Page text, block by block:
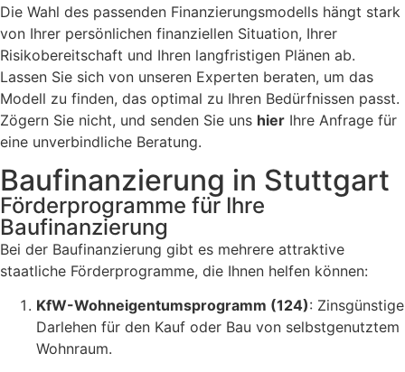
Die Wahl des passenden Finanzierungsmodells hängt stark
von Ihrer persönlichen finanziellen Situation, Ihrer
Risikobereitschaft und Ihren langfristigen Plänen ab.
Lassen Sie sich von unseren Experten beraten, um das
Modell zu finden, das optimal zu Ihren Bedürfnissen passt.
Zögern Sie nicht, und senden Sie uns hier Ihre Anfrage für
eine unverbindliche Beratung.
Baufinanzierung in Stuttgart
Förderprogramme für Ihre
Baufinanzierung
Bei der Baufinanzierung gibt es mehrere attraktive
staatliche Förderprogramme, die Ihnen helfen können:
KfW-Wohneigentumsprogramm (124): Zinsgünstige
Darlehen für den Kauf oder Bau von selbstgenutztem
Wohnraum.